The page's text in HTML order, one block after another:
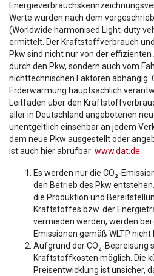
Werte wurden nach dem
(Worldwide harmonised Light-duty
ermittelt. Der Kraftstoffverbrauch
Pkw sind nicht nur von der
durch den Pkw, sondern auch vom
nichttechnischen Faktoren abhängig.
Erderwärmung hauptsächlich
Leitfaden über den
aller in Deutschland angebotenen
unentgeltlich einsehbar an jedem
dem neue Pkw ausgestellt oder
ist auch hier abrufbar: www.dat.de.
Es werden nur die CO₂-
den Betrieb des Pkw
die Produktion und
Kraftstoffes bzw. der
vermieden werden, werden bei
Emissionen gemäß WLTP
Aufgrund der CO₂-Bepreisung
Kraftstoffkosten möglich. Die
Preisentwicklung ist unsicher,